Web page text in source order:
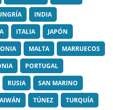
INDIA
ITALIA
JAPÓN
MALTA
MARRUECOS
PORTUGAL
RUSIA
SAN MARINO
TÚNEZ
TURQUÍA